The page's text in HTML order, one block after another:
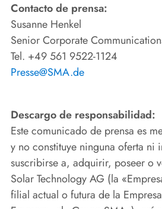
Contacto de prensa:
Susanne Henkel
Senior Corporate
Tel. +49 561 9522-1124
Presse@SMA.de
Descargo de responsabilidad:
Este comunicado de prensa es
y no constituye ninguna oferta ni
suscribirse a, adquirir, poseer o
Solar Technology AG (la
filial actual o futura de la